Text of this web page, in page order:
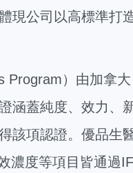
現公司以高標準打
Program）由加拿
涵蓋純度、效力、
該項認證。優品生
濃度等項目皆通過